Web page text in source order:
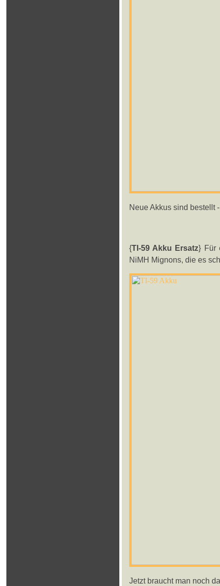
Neue Akkus sind bestellt
{TI-59 Akku Ersatz} Für
NiMH Mignons, die es
Jetzt braucht man noch